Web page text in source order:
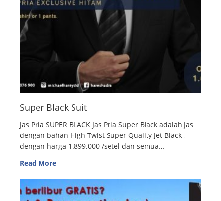
Super Black Suit
Jas Pria SUPER BLACK Jas Pria Super Black adalah Jas
dengan bahan High Twist Super Quality Jet Black ,
dengan harga 1.899.000 /setel dan semua…
Read More